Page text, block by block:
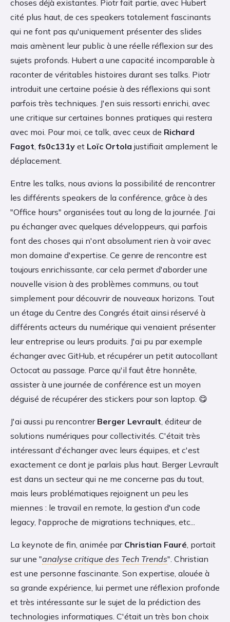
choses déjà existantes. Piotr fait partie, avec Hubert
cité plus haut, de ces speakers totalement fascinants
qui ne font pas qu'uniquement présenter des slides
mais amènent leur public à une réelle réflexion sur des
sujets profonds. Hubert a une capacité incomparable à
raconter de véritables histoires durant ses talks. Piotr
introduit une certaine poésie à des réflexions qui sont
parfois très techniques. J'en suis ressorti enrichi, avec
une critique sur certaines bonnes pratiques qui restera
avec moi. Pour moi, ce talk, avec ceux de Richard
Fagot fs0c131y et Loïc Ortola justifiait amplement le
déplacement.
Entre les talks, nous avions la possibilité de rencontrer
les différents speakers de la conférence, grâce à des
"Office hours" organisées tout au long de la journée. J'ai
pu échanger avec quelques développeurs, qui parfois
font des choses qui n'ont absolument rien à voir avec
mon domaine d'expertise. Ce genre de rencontre est
toujours enrichissante, car cela permet d'aborder une
nouvelle vision à des problèmes communs, ou tout
simplement pour découvrir de nouveaux horizons. Tout
un étage du Centre des Congrés était ainsi réservé à
différents acteurs du numérique qui venaient présenter
leur entreprise ou leurs produits. J'ai pu par exemple
échanger avec GitHub, et récupérer un petit autocollant
Octocat au passage. Parce qu'il faut être honnête,
assister à une journée de conférence est un moyen
déguisé de récupérer des stickers pour son laptop. 😋
J'ai aussi pu rencontrer Berger Levrault , éditeur de
solutions numériques pour collectivités. C'était très
intéressant d'échanger avec leurs équipes, et c'est
exactement ce dont je parlais plus haut. Berger Levrault
est dans un secteur qui ne me concerne pas du tout,
mais leurs problématiques rejoignent un peu les
miennes : le travail en remote, la gestion d'un code
legacy, l'approche de migrations techniques, etc...
La keynote de fin, animée par Christian Fauré , portait
sur une "analyse critique des Tech Trends". Christian
est une personne fascinante. Son expertise, alouée à
sa grande expérience, lui permet une réflexion profonde
et très intéressante sur le sujet de la prédiction des
technologies informatiques. C'était un très bon choix